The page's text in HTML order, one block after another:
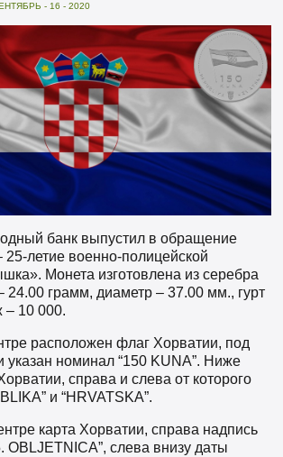
- 16 - 2020
банк выпустил в обращение
25-летие военно-полицейской
Монета изготовлена из серебра
24.00 грамм, диаметр – 37.00 мм., гурт
– 10 000.
расположен флаг Хорватии, под
указан номинал “150 KUNA”. Ниже
справа и слева от которого
и “HRVATSKA”.
карта Хорватии, справа надпись
OBLJETNICA”, слева внизу даты